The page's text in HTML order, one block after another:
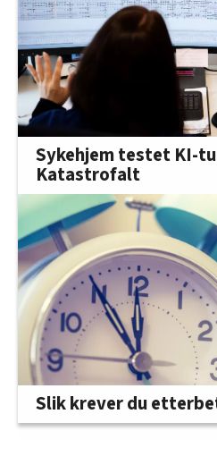
Sykehjem testet KI-
Katastrofalt
Slik krever du